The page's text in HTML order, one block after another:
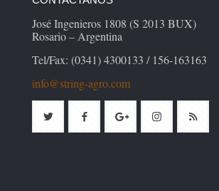
José Ingenieros 1808 (S 2013 BUX)
Rosario – Argentina
Tel/Fax: (0341) 4300133 / 156-163163
info@string-agro.com